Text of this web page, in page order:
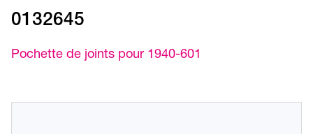
0132645
Pochette de joints pour 1940-601